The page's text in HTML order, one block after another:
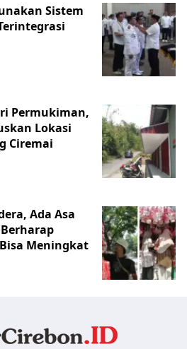
Sistem
Permukiman,
Lokasi
Ciremai
Ada Asa
Meningkat